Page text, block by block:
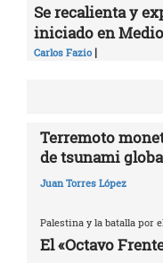
Se recalienta y
iniciado en
Carlos Fazio |
Terremoto
de tsunami
Juan Torres López
Palestina y la batalla por
El «Octavo